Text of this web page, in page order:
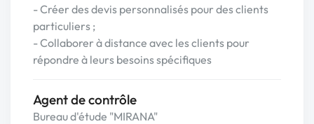
- Créer des devis personnalisés pour des clients
particuliers ;
- Collaborer à distance avec les clients pour
répondre à leurs besoins spécifiques
Agent de contrôle
Bureau d'étude "MIRANA"